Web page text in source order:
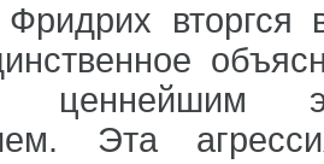
вторгся
Эта